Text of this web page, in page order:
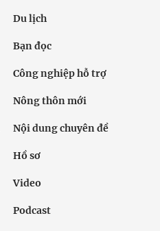
Du lịch
Bạn đọc
Công nghiệp hỗ trợ
Nông thôn mới
Nội dung chuyên đề
Hồ sơ
Video
Podcast